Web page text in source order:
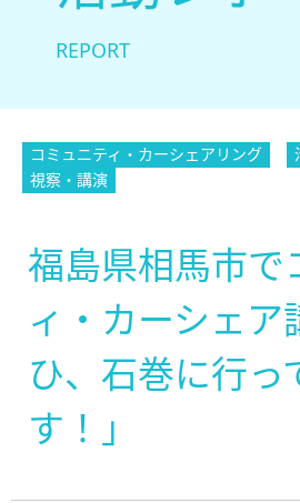
REPORT
コミュニティ・カーシェアリング
視察・講演
福島県相馬市で
ィ・カーシェア
ひ、石巻に行っ
す！」